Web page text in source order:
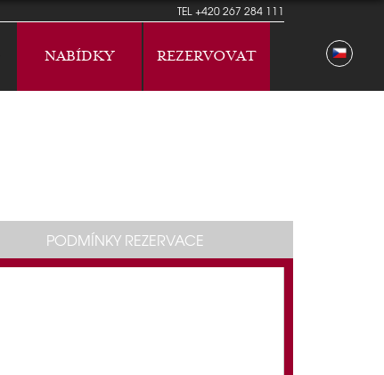
TEL+420 267 284 111
NABÍDKY REZERVOVAT
PODMÍNKY REZERVACE